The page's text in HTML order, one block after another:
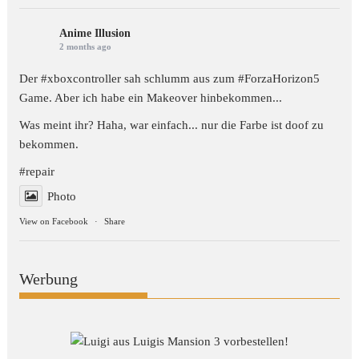
Anime Illusion
2 months ago
Der #xboxcontroller sah schlumm aus zum#ForzaHorizon5
Game. Aber ich habe ein Makeover hinbekommen...
Was meint ihr? Haha, war einfach... nur die Farbe ist doof zu
bekommen.
#repair
Photo
View on Facebook · Share
Werbung